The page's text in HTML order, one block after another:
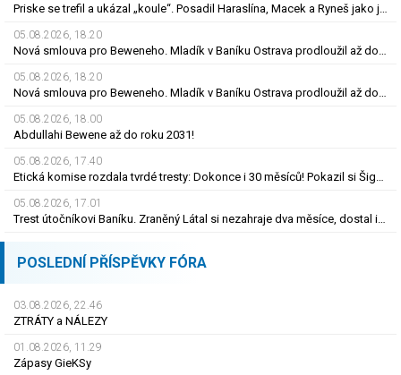
Priske se trefil a ukázal „koule“. Posadil Haraslína, Macek a Ryneš jako jackpot
05.08.2026, 18.20
Nová smlouva pro Beweneho. Mladík v Baníku Ostrava prodloužil až do léta 2031
05.08.2026, 18.20
Nová smlouva pro Beweneho. Mladík v Baníku Ostrava prodloužil až do léta 2031
05.08.2026, 18.00
Abdullahi Bewene až do roku 2031!
05.08.2026, 17.40
Etická komise rozdala tvrdé tresty: Dokonce i 30 měsíců! Pokazil si Šigut kariéru?
05.08.2026, 17.01
Trest útočníkovi Baníku. Zraněný Látal si nezahraje dva měsíce, dostal i pokutu
POSLEDNÍ PŘÍSPĚVKY FÓRA
03.08.2026, 22.46
ZTRÁTY a NÁLEZY
01.08.2026, 11.29
Zápasy GieKSy